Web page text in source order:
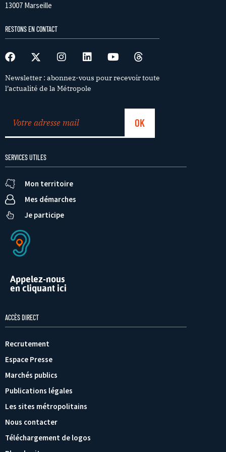
13007 Marseille
RESTONS EN CONTACT
Newsletter : abonnez-vous pour recevoir toute
l’actualité de la Métropole
SERVICES UTILES
Mon territoire
Mes démarches
Je participe
Appelez-nous
en cliquant ici
ACCÈS DIRECT
Recrutement
Espace Presse
Marchés publics
Publications légales
Les sites métropolitains
Nous contacter
Téléchargement de logos